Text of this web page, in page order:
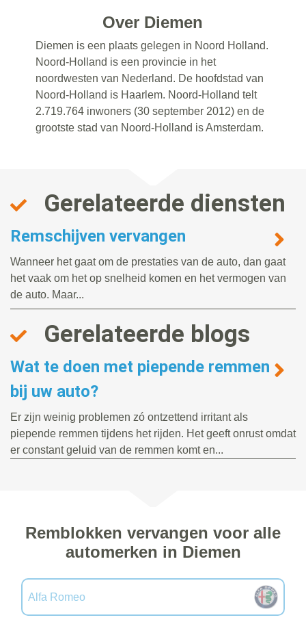
Over Diemen
Diemen is een plaats gelegen in Noord Holland.
Noord-Holland is een provincie in het
noordwesten van Nederland. De hoofdstad van
Noord-Holland is Haarlem. Noord-Holland telt
2.719.764 inwoners (30 september 2012) en de
grootste stad van Noord-Holland is Amsterdam.
Gerelateerde diensten
Remschijven vervangen
Wanneer het gaat om de prestaties van de auto, dan gaat
het vaak om het op snelheid komen en het vermogen van
de auto. Maar...
Gerelateerde blogs
Wat te doen met piepende remmen
bij uw auto?
Er zijn weinig problemen zó ontzettend irritant als
piepende remmen tijdens het rijden. Het geeft onrust omdat
er constant geluid van de remmen komt en...
Remblokken vervangen voor alle
automerken in Diemen
Alfa Romeo